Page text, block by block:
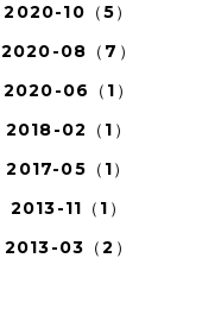
2020-10（5）
2020-08（7）
2020-06（1）
2018-02（1）
2017-05（1）
2013-11（1）
2013-03（2）